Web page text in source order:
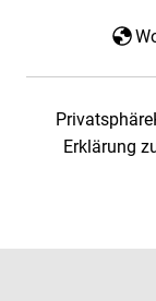
Privatsphäre
Erklärung